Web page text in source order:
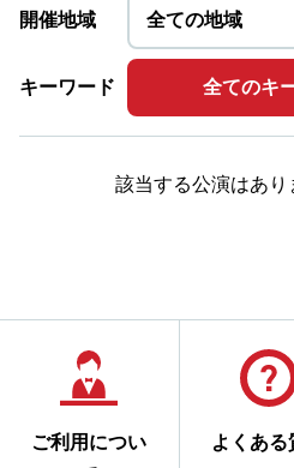
開催地域
キーワード 全てのキ
該当する公演はあり
ご利用につい
よくある